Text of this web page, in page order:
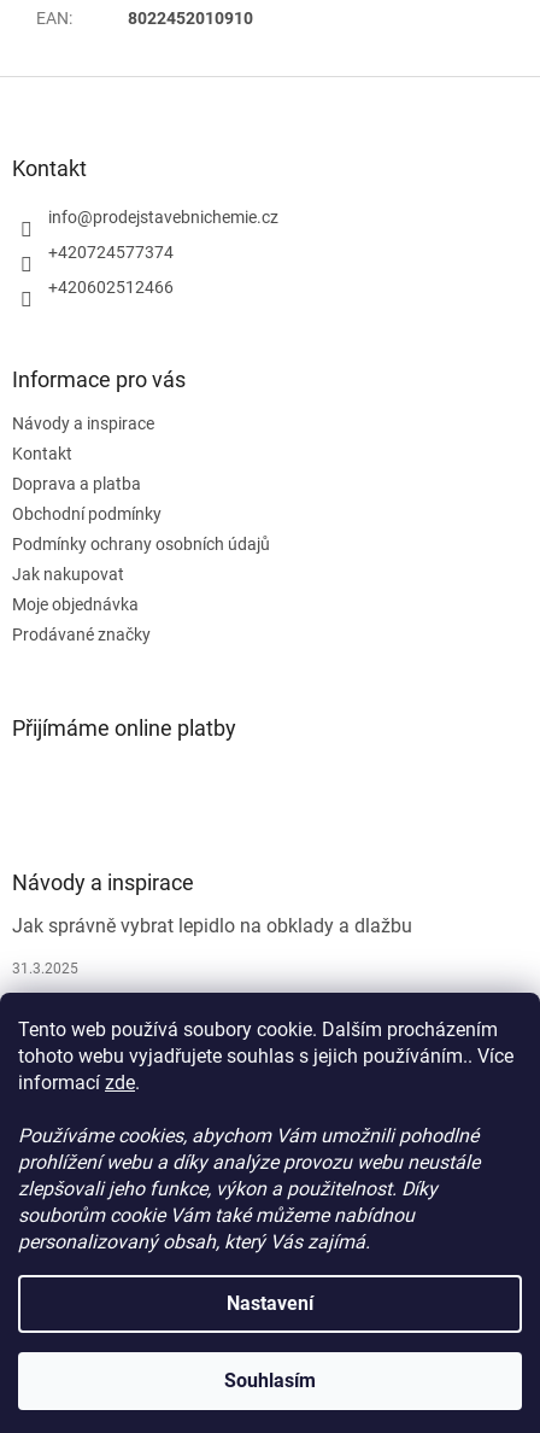
Tento web používá soubory cookie. Dalším procházením
tohoto webu vyjadřujete souhlas s jejich používáním.. Více
informací zde.
Používáme cookies, abychom Vám umožnili pohodlné
prohlížení webu a díky analýze provozu webu neustále
zlepšovali jeho funkce, výkon a použitelnost. Díky
souborům cookie Vám také můžeme nabídnou
personalizovaný obsah, který Vás zajímá.
Nastavení
Souhlasím
EAN: 8022452010910
Kontakt
info@prodejstavebnichemie.cz
+420724577374
+420602512466
Informace pro vás
Návody a inspirace
Kontakt
Doprava a platba
Obchodní podmínky
Podmínky ochrany osobních údajů
Jak nakupovat
Moje objednávka
Prodávané značky
Přijímáme online platby
Návody a inspirace
Jak správně vybrat lepidlo na obklady a dlažbu
31.3.2025
Jak vybrat spárovací hmotu
Upravit nastavení cookies